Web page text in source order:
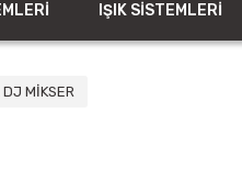
IŞIK SİSTEMLERİ
MİKSER